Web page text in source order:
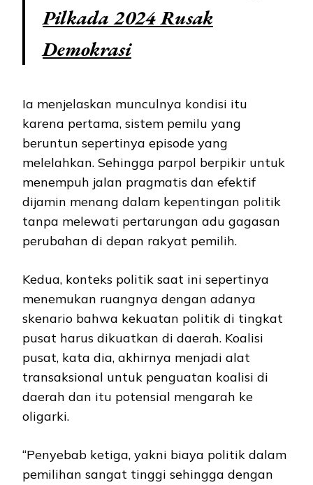
Pilkada 2024 Rusak
Demokrasi
Ia menjelaskan munculnya kondisi itu
karena pertama, sistem pemilu yang
beruntun sepertinya episode yang
melelahkan. Sehingga parpol berpikir untuk
menempuh jalan pragmatis dan efektif
dijamin menang dalam kepentingan politik
tanpa melewati pertarungan adu gagasan
perubahan di depan rakyat pemilih.
Kedua, konteks politik saat ini sepertinya
menemukan ruangnya dengan adanya
skenario bahwa kekuatan politik di tingkat
pusat harus dikuatkan di daerah. Koalisi
pusat, kata dia, akhirnya menjadi alat
transaksional untuk penguatan koalisi di
daerah dan itu potensial mengarah ke
oligarki.
“Penyebab ketiga, yakni biaya politik dalam
pemilihan sangat tinggi sehingga dengan